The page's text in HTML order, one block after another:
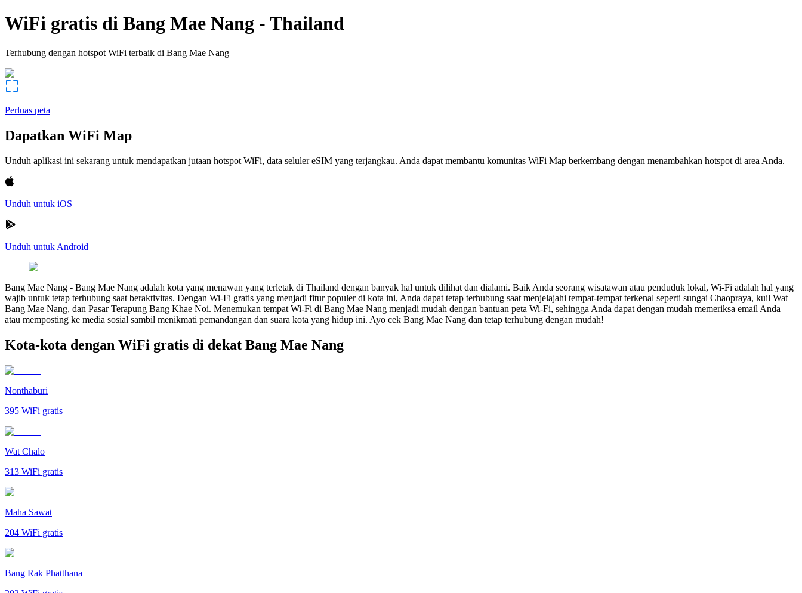
WiFi gratis di Bang Mae Nang - Thailand
Terhubung dengan hotspot WiFi terbaik di Bang Mae Nang
Perluas peta
Dapatkan WiFi Map
Unduh aplikasi ini sekarang untuk mendapatkan jutaan hotspot WiFi, data seluler eSIM yang terjangkau. Anda dapat membantu komunitas WiFi Map berkembang dengan menambahkan hotspot di area Anda.
Unduh untuk iOS
Unduh untuk Android
Bang Mae Nang - Bang Mae Nang adalah kota yang menawan yang terletak di Thailand dengan banyak hal untuk dilihat dan dialami. Baik Anda seorang wisatawan atau penduduk lokal, Wi-Fi adalah hal yang
wajib untuk tetap terhubung saat beraktivitas. Dengan Wi-Fi gratis yang menjadi fitur populer di kota ini, Anda dapat tetap terhubung saat menjelajahi tempat-tempat terkenal seperti sungai Chaopraya, kuil Wat
Bang Mae Nang, dan Pasar Terapung Bang Khae Noi. Menemukan tempat Wi-Fi di Bang Mae Nang menjadi mudah dengan bantuan peta Wi-Fi, sehingga Anda dapat dengan mudah memeriksa email Anda
atau memposting ke media sosial sambil menikmati pemandangan dan suara kota yang hidup ini. Ayo cek Bang Mae Nang dan tetap terhubung dengan mudah!
Kota-kota dengan WiFi gratis di dekat Bang Mae Nang
Nonthaburi
395 WiFi gratis
Wat Chalo
313 WiFi gratis
Maha Sawat
204 WiFi gratis
Bang Rak Phatthana